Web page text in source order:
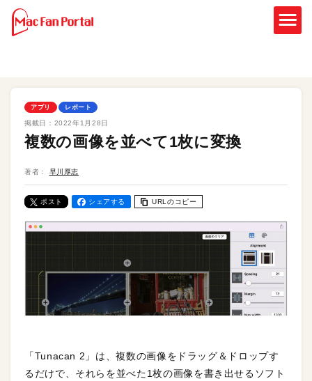
アプリ レポート
掲載日： 2022年1月28日
複数の画像を並べて1枚に変換
著者： 早川厚志
ポスト シェアする URLのコピー
「Tunacan 2」は、複数の画像をドラッグ＆ドロップす
るだけで、それらを並べた1枚の画像を書き出せるソフト